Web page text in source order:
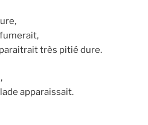
très pitié dure.
apparaissait.